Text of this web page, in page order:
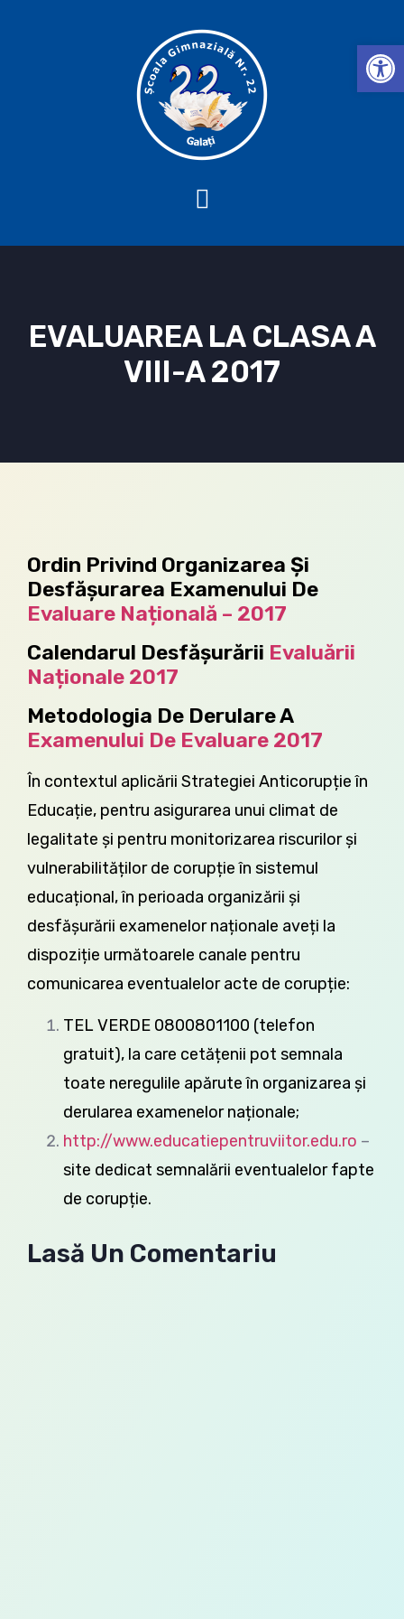
EVALUAREA LA CLASA A
VIII-A 2017
Ordin Privind Organizarea Și
Desfășurarea Examenului De
Evaluare Națională – 2017
Calendarul Desfășurării Evaluării
Naționale 2017
Metodologia De Derulare A
Examenului De Evaluare 2017
În contextul aplicării Strategiei Anticorupție în
Educație, pentru asigurarea unui climat de
legalitate și pentru monitorizarea riscurilor și
vulnerabilităților de corupție în sistemul
educațional, în perioada organizării și
desfășurării examenelor naționale aveți la
dispoziție următoarele canale pentru
comunicarea eventualelor acte de corupție:
TEL VERDE 0800801100 (telefon
gratuit), la care cetățenii pot semnala
toate neregulile apărute în organizarea și
derularea examenelor naționale;
http://www.educatiepentruviitor.edu.ro –
site dedicat semnalării eventualelor fapte
de corupție.
Lasă Un Comentariu